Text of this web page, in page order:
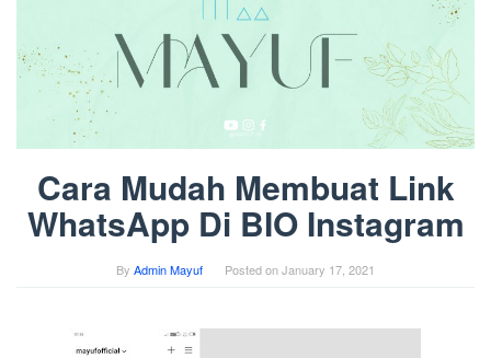
Cara Mudah Membuat Link
WhatsApp Di BIO Instagram
By Admin Mayuf Posted onJanuary 17, 2021